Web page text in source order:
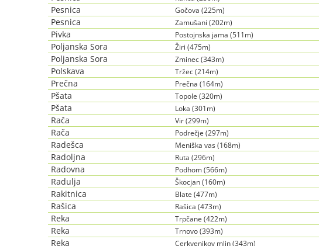
Pesnica
Gočova (225m)
Pesnica
Zamušani (202m)
Pivka
Postojnska jama (511m)
Poljanska Sora
Žiri (475m)
Poljanska Sora
Zminec (343m)
Polskava
Tržec (214m)
Prečna
Prečna (164m)
Pšata
Topole (320m)
Pšata
Loka (301m)
Rača
Vir (299m)
Rača
Podrečje (297m)
Radešca
Meniška vas (168m)
Radoljna
Ruta (296m)
Radovna
Podhom (566m)
Radulja
Škocjan (160m)
Rakitnica
Blate (477m)
Rašica
Rašica (473m)
Reka
Trpčane (422m)
Reka
Trnovo (393m)
Reka
Cerkvenikov mlin (343m)